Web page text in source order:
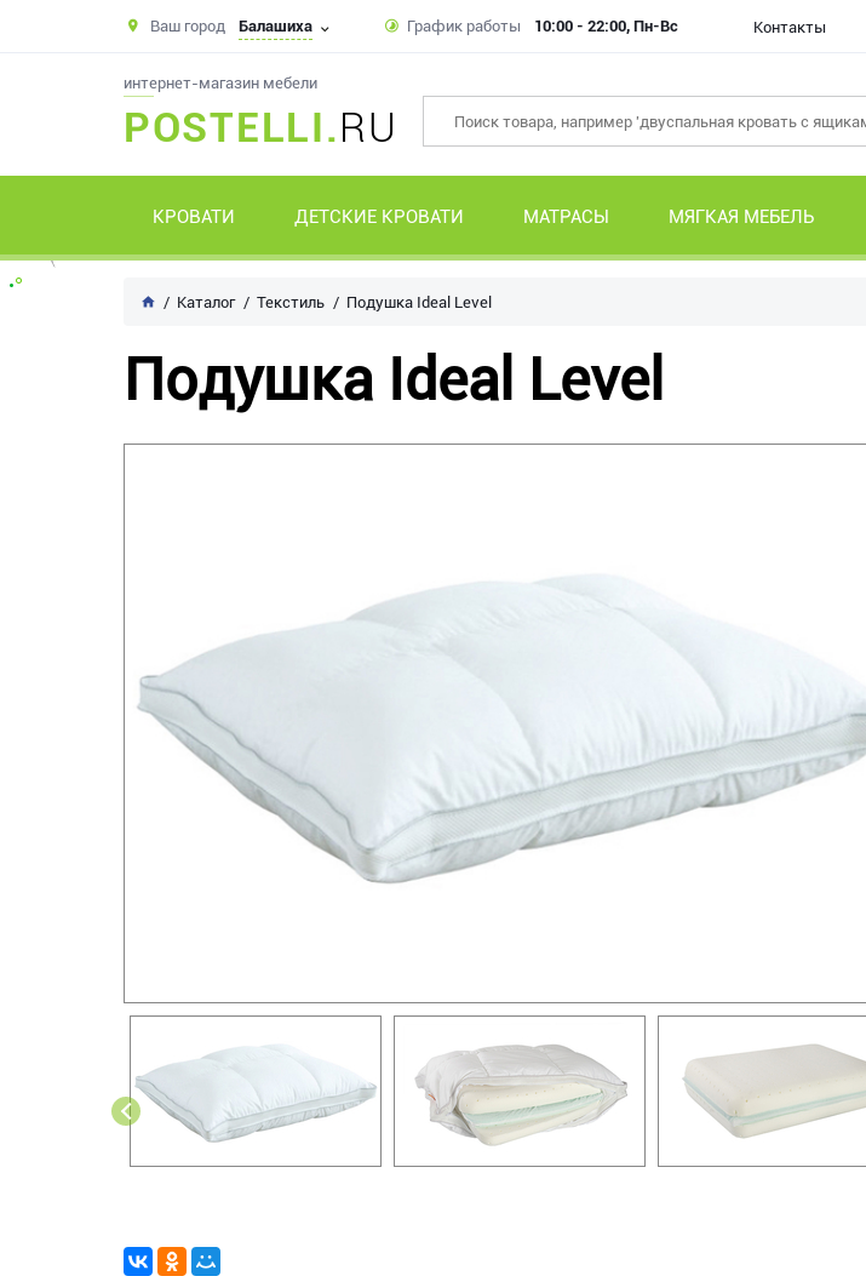
Ваш город Балашиха График работы 10:00 - 22:00, Пн-Вс Контакты
интернет-магазин мебели
POSTELLI.RU
КРОВАТИ ДЕТСКИЕ КРОВАТИ МАТРАСЫ МЯГКАЯ МЕБЕЛЬ
Каталог Текстиль Подушка Ideal Level
Подушка Ideal Level